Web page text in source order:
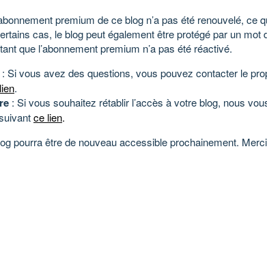
premium de ce blog n’a pas été renouvelé, ce
cas, le blog peut également être protégé par un mot
que l’abonnement premium n’a pas été réactivé.
: Si vous avez des questions, vous pouvez contacter le
.
: Si vous souhaitez rétablir l’accès à votre blog, nous
ce lien.
pourra être de nouveau accessible prochainement.